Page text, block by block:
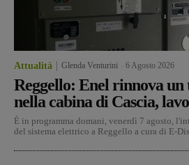
Attualità Glenda Venturini 6 Agosto 2026
Reggello: Enel rinnova
nella cabina di Cascia,
È in programma domani, venerdì 7 agosto,
del sistema elettrico a Reggello a cura di E-